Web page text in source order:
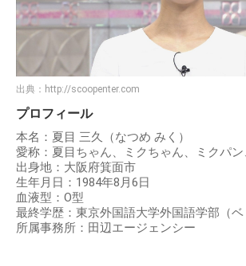
出典： http://scoopenter.com
プロフィール
本名：夏目 三久（なつめ みく）
愛称：夏目ちゃん、ミクちゃん、ミクパ
出身地：大阪府箕面市
生年月日：1984年8月6日
血液型：O型
最終学歴：東京外国語大学外国語学部（ベ
所属事務所：田辺エージェンシー